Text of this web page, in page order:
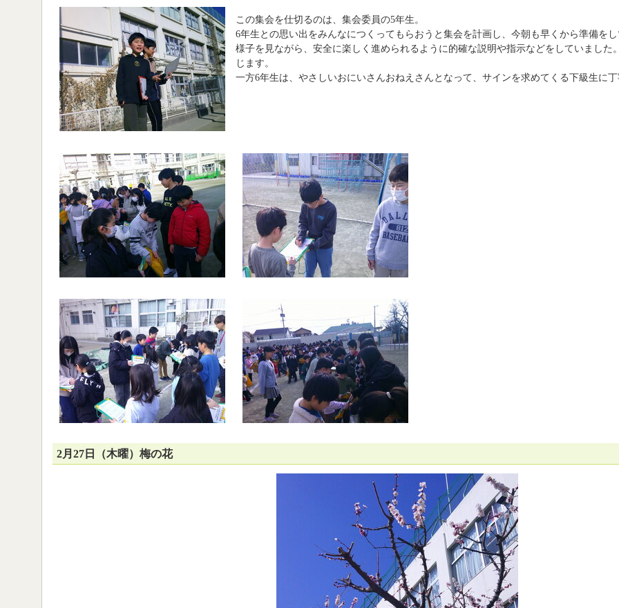
この集会を仕切るのは、集会委員の5年生。
6年生との思い出をみんなにつくってもらおうと集会を計画し、今朝も早くから準備を
様子を見ながら、安全に楽しく進められるように的確な説明や指示などをしていました
じます。
一方6年生は、やさしいおにいさんおねえさんとなって、サインを求めてくる下級生に丁
2月27日（木曜）梅の花